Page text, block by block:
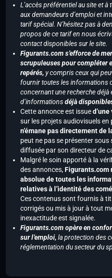
L’accès préférentiel au site et
aux demandeurs d’emploi et
tarif spécial. N’hésitez pas à
propos de ce tarif en nous
contact disponibles sur le site.
Figurants.com s’efforce de
scrupuleuses pour compléter
repérés, y compris ceux qui
fournir toutes les informations
concernant une recherche déjà
d’informationsdéjà
Cette annonce est issue
sur les projets audiovisuels en
n’émane pas directement de
peut ne pas se présenter
diffusée par son directeur de
Malgré le soin apporté à la
des annonces,Figurants.com
absolue de toutes les
relatives à l’identité des
Ces contenus sont fournis à
corrigés ou mis à jour à tout
inexactitude est signalée.
Figurants.com opère en
sur l’emploi, la protection des
réglementation du secteur du